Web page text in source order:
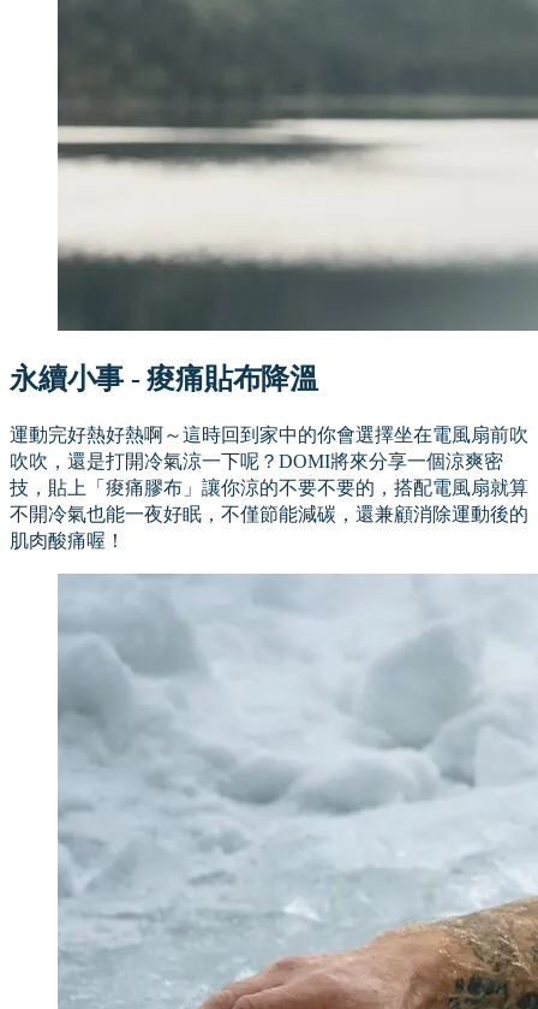
永續小事 - 痠痛貼布降溫
運動完好熱好熱啊～這時回到家中的你會選擇坐在電風扇前吹
吹吹，還是打開冷氣涼一下呢？DOMI將來分享一個涼爽密
技，貼上「痠痛膠布」讓你涼的不要不要的，搭配電風扇就算
不開冷氣也能一夜好眠，不僅節能減碳，還兼顧消除運動後的
肌肉酸痛喔！